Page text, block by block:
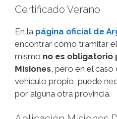
Certificado Verano
En la página oficial de
encontrar cómo tramitar
mismo no es obligatorio
Misiones , pero en el
vehículo propio, puede
por alguna otra provincia.